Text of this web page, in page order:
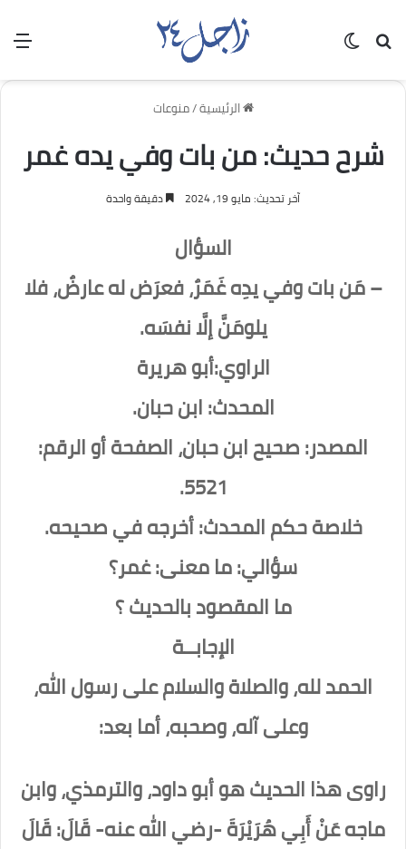
بحث عن
الرئيسية/منوعات
شرح حديث: من بات وفي يده غمر
آخر تحديث: مايو 19, 2024 دقيقة واحدة
السؤال
– مَن بات وفي يدِه غَمَرٌ، فعرَض له عارضٌ، فلا
يلومَنَّ إلَّا نفسَه.
الراوي:أبو هريرة
المحدث: ابن حبان.
المصدر: صحيح ابن حبان، الصفحة أو الرقم:
5521.
خلاصة حكم المحدث: أخرجه في صحيحه.
سؤالي: ما معنى: غمر؟
ما المقصود بالحديث ؟
الإجابــة
الحمد لله، والصلاة والسلام على رسول الله،
وعلى آله، وصحبه، أما بعد:
راوى هذا الحديث هو أبو داود، والترمذي، وابن
ماجه عَنْ أَبِي هُرَيْرَةَ -رضي الله عنه- قَالَ: قَالَ